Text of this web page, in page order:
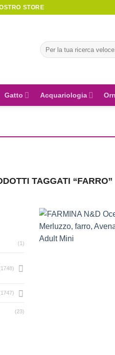
STORE
Cerca:
Gatto Acquariologia
TAGGATI “FARRO”
(1)
(23)